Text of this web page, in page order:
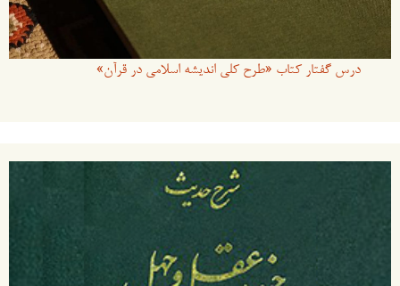
درس گفتار کتاب «طرح کلی اندیشه اسلامی در قرآن»